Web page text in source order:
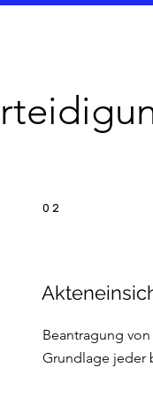
Beantragung
Grundlage jeder
0 2